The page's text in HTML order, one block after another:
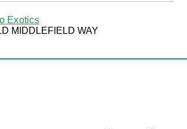
Exotics
MIDDLEFIELD WAY